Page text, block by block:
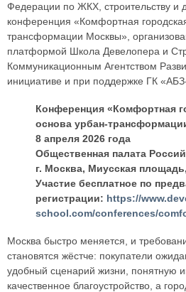
Федерации по ЖКХ, строительству и
конференция «Комфортная
трансформации Москвы»,
платформой Школа Девелопера и
Коммуникационным Агентством
инициативе и при поддержке ГК
Конференция «Комфортная
основа урбан-
8 апреля 2026 года
Общественная палата
г. Москва, Миусская
Участие бесплатное по
регистрации: https://
school.com/conferences/
Москва быстро меняется, и
становятся жёстче: покупатели
удобный сценарий жизни, понятную
качественное благоустройство, а